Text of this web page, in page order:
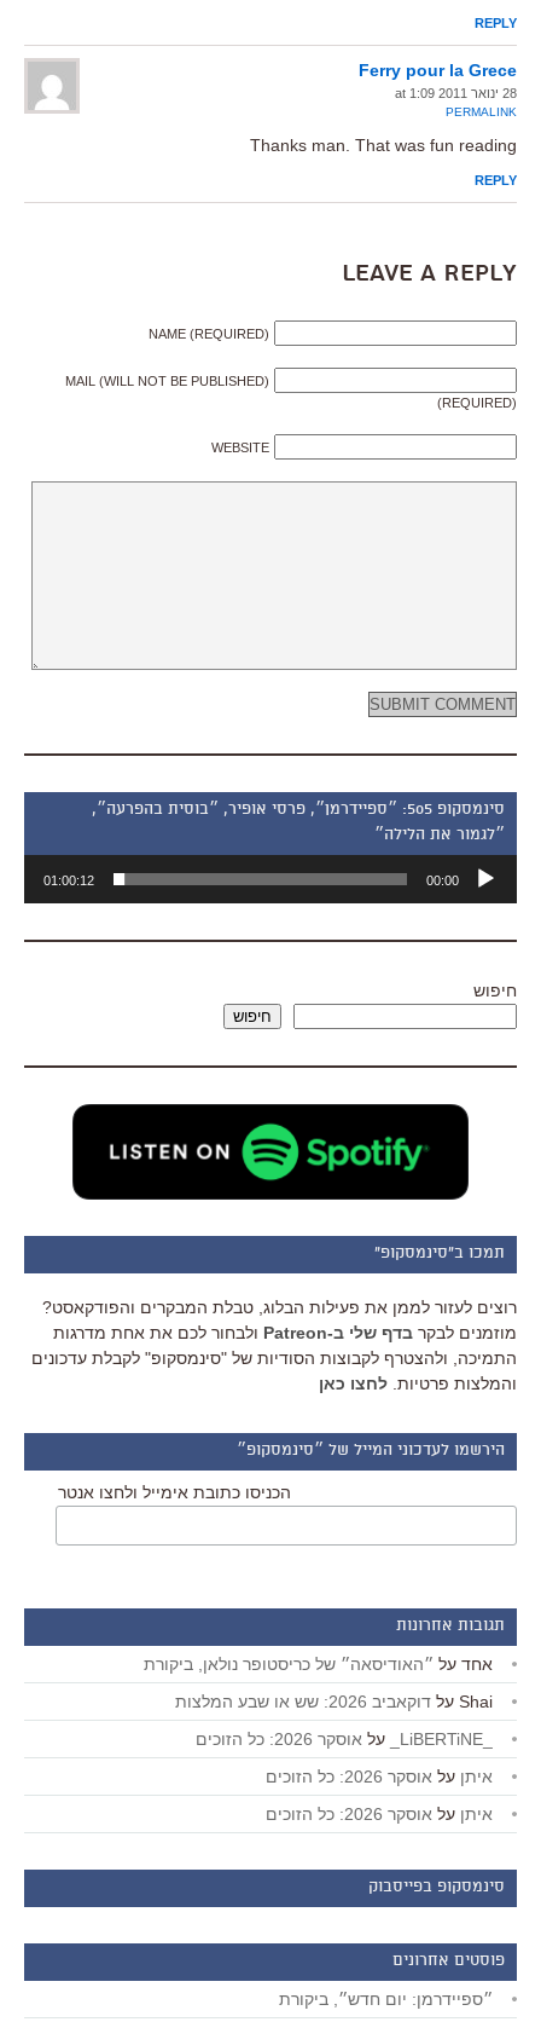
REPLY
Ferry pour la Grece
28 ינואר 2011 at 1:09
PERMALINK
Thanks man. That was fun reading
REPLY
Leave a Reply
NAME (REQUIRED)
MAIL (WILL NOT BE PUBLISHED)
(REQUIRED)
WEBSITE
סינמסקופ 505: ״ספיידרמן״, פרסי אופיר, ״בוסית בהפרעה״,
״לגמור את הלילה״
אודיו
00:00
01:00:12
חיפוש
חיפוש
תמכו ב"סינמסקופ"
רוצים לעזור לממן את פעילות הבלוג, טבלת המבקרים והפודקאסט?
מוזמנים לבקר בדף שלי ב-Patreon
ולבחור לכם את אחת מדרגות
התמיכה, ולהצטרף לקבוצות הסודיות של "סינמסקופ" לקבלת עדכונים
והמלצות פרטיות. לחצו כאן
הירשמו לעדכוני המייל של ״סינמסקופ״
הכניסו כתובת אימייל ולחצו אנטר
תגובות אחרונות
אחד על ״האודיסאה״ של כריסטופר נולאן, ביקורת
Shai על דוקאביב 2026: שש או שבע המלצות
על אוסקר 2026: כל הזוכים
איתן על אוסקר 2026: כל הזוכים
איתן על אוסקר 2026: כל הזוכים
סינמסקופ בפייסבוק
פוסטים אחרונים
״ספיידרמן: יום חדש״, ביקורת